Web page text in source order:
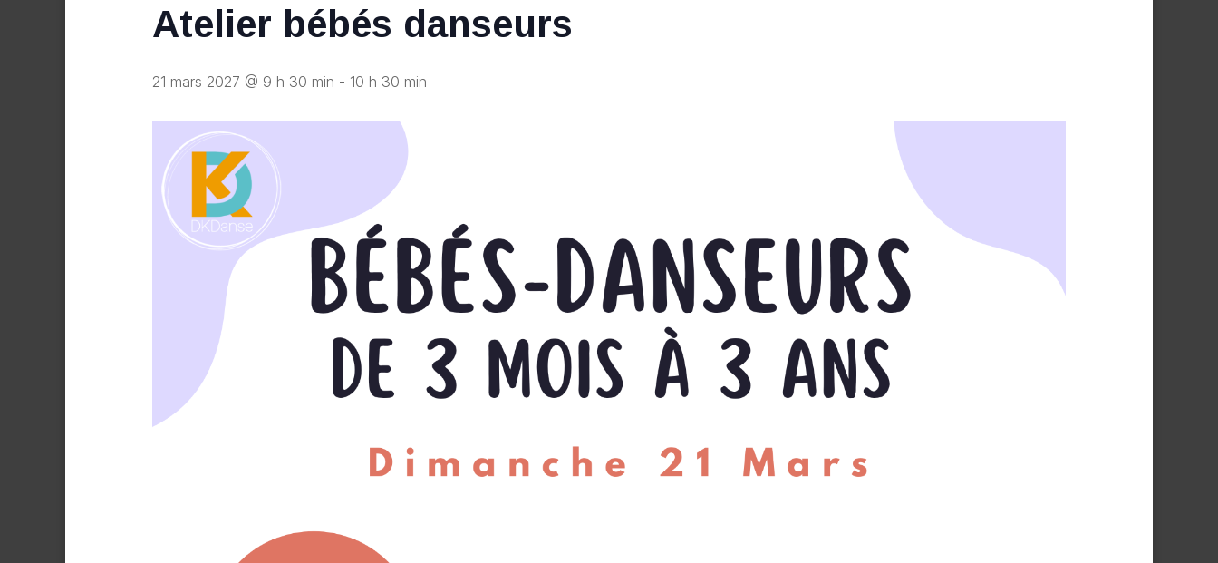
Atelier bébés danseurs
21 mars 2027 @ 9 h 30 min - 10 h 30 min